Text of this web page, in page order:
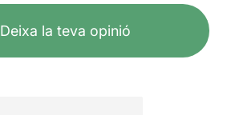
l'anem coneixent, però en
aquesta ocasió, amb EL
CAPVESPRE DELS DÉUS,
Deixa la teva opinió